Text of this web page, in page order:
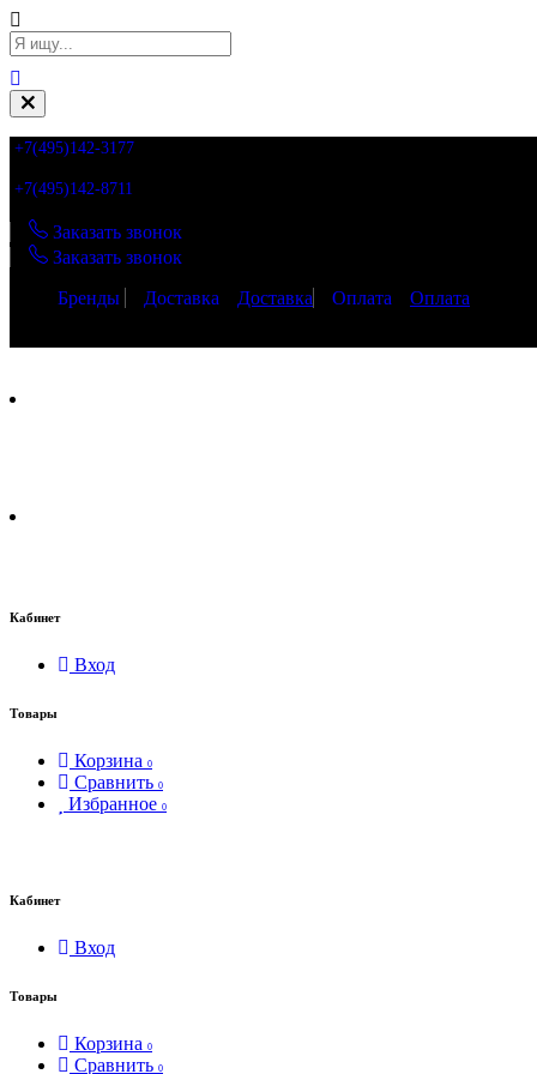
+7(495)142-3177
+7(495)142-8711
Заказать звонок
Заказать звонок
Бренды
Доставка Доставка Оплата
Оплата
Кабинет
Вход
Товары
Корзина 0
Сравнить 0
Избранное 0
Кабинет
Вход
Товары
Корзина 0
Сравнить 0